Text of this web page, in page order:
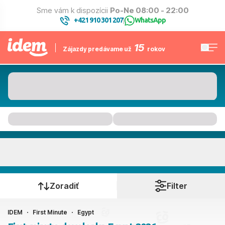
Sme vám k dispozícii Po-Ne 08:00 - 22:00
+421 910 301 207| WhatsApp
Zájazdy predávame už 15 rokov
Kedy cestujete?
Ako cestujete?
Zoradiť Filter
IDEM First Minute Egypt